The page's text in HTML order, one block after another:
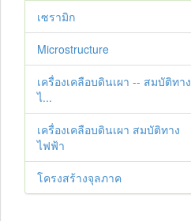
เซรามิก
Microstructure
เครื่องเคลือบดินเผา -- สมบัติทาง
ไ...
เครื่องเคลือบดินเผา สมบัติทาง
ไฟฟ้า
โครงสร้างจุลภาค